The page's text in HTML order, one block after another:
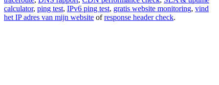
calculator, ping test, IPv6 ping test, gratis website monitoring, vind
het IP adres van mijn website ofresponse header check.